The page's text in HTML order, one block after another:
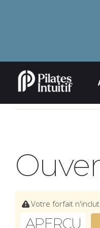
Votre forfait
APERÇU